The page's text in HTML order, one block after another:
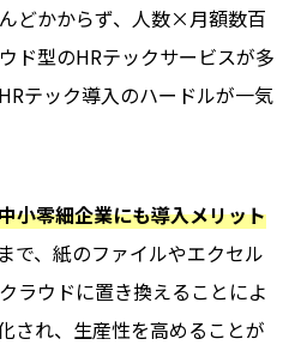
どかからず、人数×月額数百
ド型のHRテックサービスが多
テック導入のハードルが一気
小零細企業にも導入メリット
で、紙のファイルやエクセル
ラウドに置き換えることによ
され、生産性を高めることが